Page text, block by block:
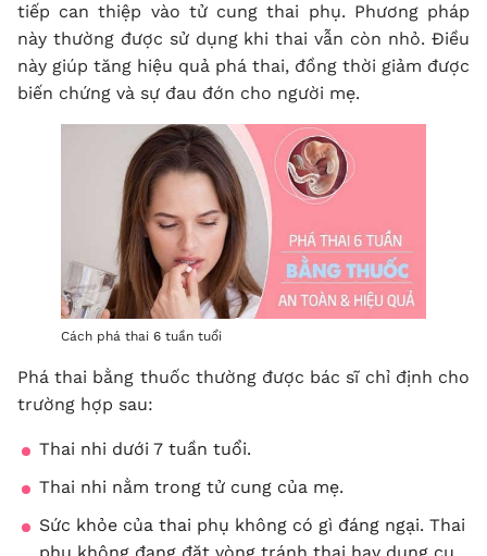
tiếp can thiệp vào tử cung thai phụ. Phương pháp
này thường được sử dụng khi thai vẫn còn nhỏ. Điều
này giúp tăng hiệu quả phá thai, đồng thời giảm được
biến chứng và sự đau đớn cho người mẹ.
Cách phá thai 6 tuần tuổi
Phá thai bằng thuốc thường được bác sĩ chỉ định cho
trường hợp sau:
Thai nhi dưới 7 tuần tuổi.
Thai nhi nằm trong tử cung của mẹ.
Sức khỏe của thai phụ không có gì đáng ngại. Thai